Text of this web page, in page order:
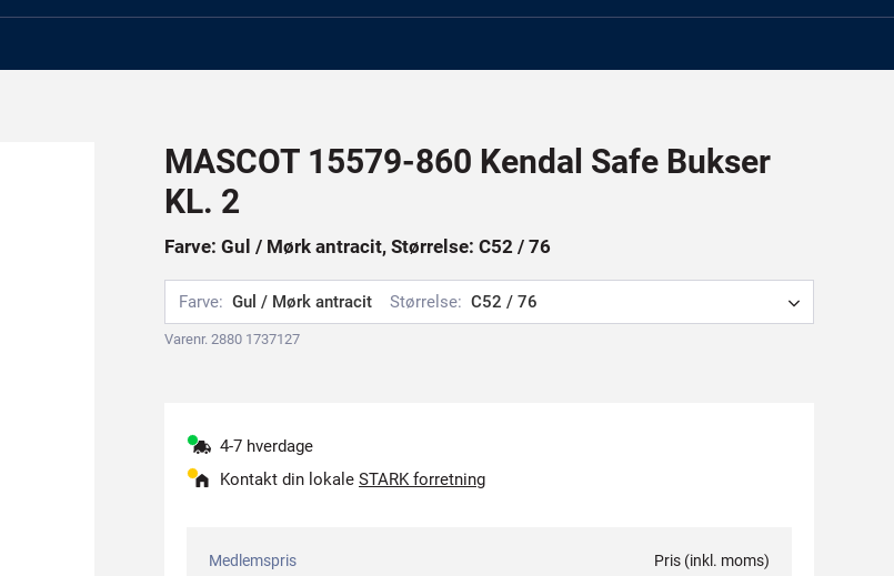
MASCOT 15579-860 Kendal Safe Bukser
KL. 2
Farve: Gul / Mørk antracit, Størrelse: C52 / 76
Farve: Gul / Mørk antracit Størrelse: C52 / 76
Varenr. 2880 1737127
4-7 hverdage
Kontakt din lokale STARK forretning
Medlemspris Pris (inkl. moms)